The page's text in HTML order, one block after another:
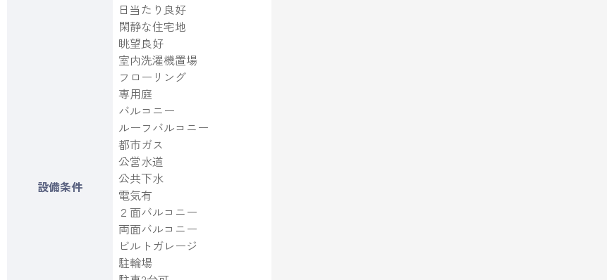
設備条件
日当たり良好
閑静な住宅地
眺望良好
室内洗濯機置場
フローリング
専用庭
バルコニー
ルーフバルコニー
都市ガス
公営水道
公共下水
電気有
２面バルコニー
両面バルコニー
ビルトガレージ
駐輪場